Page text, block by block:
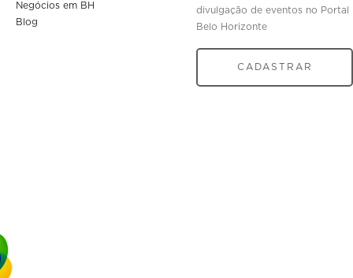
Negócios em BH
Blog
divulgação de eventos no Portal
Belo Horizonte
CADASTRAR